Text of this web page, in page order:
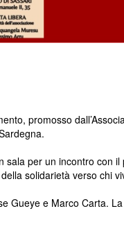
promosso
per un incontro con il
solidarietà verso chi
Gueye e Marco Carta.